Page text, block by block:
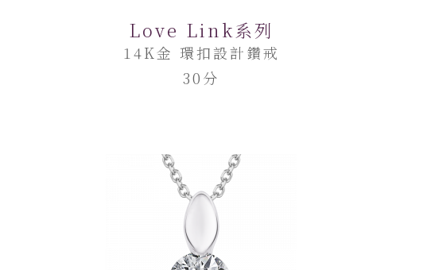
Love Link系列
14K金 環扣設計鑽戒
30分